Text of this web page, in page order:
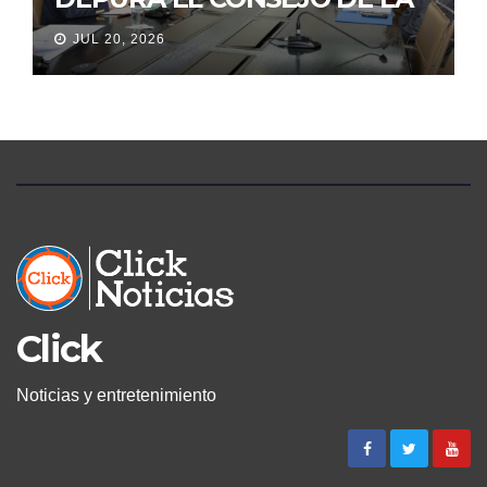
JUDICATURA
JUL 20, 2026
Click
Noticias y entretenimiento